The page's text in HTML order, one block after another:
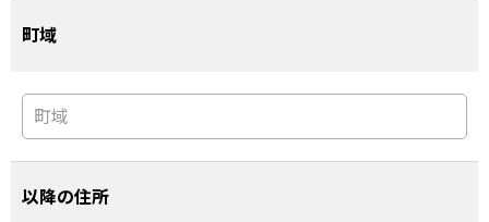
町域
以降の住所